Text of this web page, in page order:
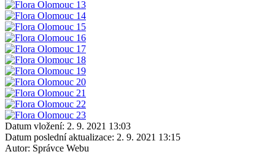
Datum vložení: 2. 9. 2021 13:03
Datum poslední aktualizace: 2. 9. 2021 13:15
Autor: Správce Webu